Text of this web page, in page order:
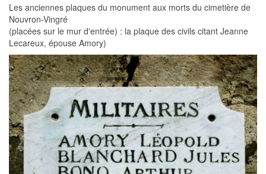
Les anciennes plaques du monument aux morts du cimetière de
Nouvron-Vingré
(placées sur le mur d'entrée) : la plaque des civils citant Jeanne
Lecareux, épouse Amory)